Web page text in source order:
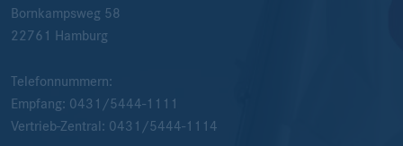
Bornkampsweg 58
22761
Hamburg
Telefonnummern:
Empfang: 0431/5444-1111
Vertrieb-Zentral: 0431/5444-1114